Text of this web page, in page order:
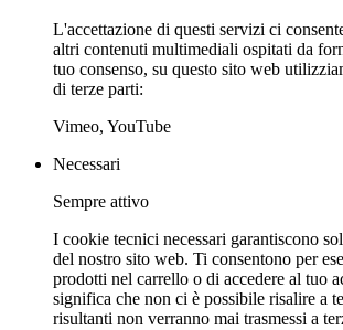
L'accettazione di questi servizi ci
altri contenuti multimediali ospitati da
tuo consenso, su questo sito web
di terze parti:
Vimeo, YouTube
Necessari
Sempre attivo
I cookie tecnici necessari garantiscono
del nostro sito web. Ti consentono per
prodotti nel carrello o di accedere al tuo
significa che non ci è possibile risalire a
risultanti non verranno mai trasmessi a